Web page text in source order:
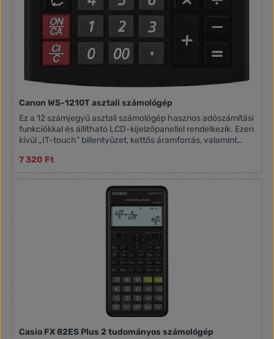
Canon WS-1210T asztali számológép
Ez a 12 számjegyű asztali számológép hasznos adószámítási
funkciókkal és állítható LCD-kijelzőpanellel rendelkezik. Ezen
kívül „IT-touch” billentyűzet, kettős áramforrás, valamint
funkciók kiemelten széles választéka - Állítható LCD-
kijelzőpanel - „IT-touch” billentyűzet - Kettős áramforrás:
elem és napelem - Kompakt és könnyű, elegáns és
professzionális külső megjelenéssel
7 320 Ft
Casio FX 82ES Plus 2 tudományos számológép